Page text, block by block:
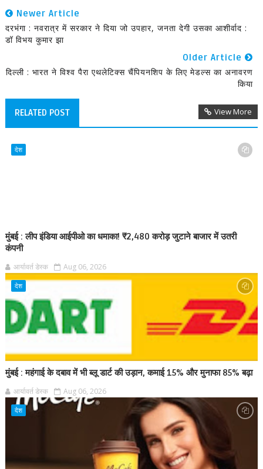
Newer Article
दरभंगा : नवरात्र में सरकार ने दिया जो उपहार, जनता देगी उसका आशीर्वाद :
डॉ विभय कुमार झा
Older Article
दिल्ली : भारत ने विश्व पैरा एथलेटिक्स चैंपियनशिप के लिए मेडल्स का अनावरण
किया
RELATED POST View More
देश
मुंबई : लीप इंडिया आईपीओ का धमाका! ₹2,480 करोड़ जुटाने बाजार में उतरी
कंपनी
आर्यावर्त डेस्क Aug 06, 2026
देश
मुंबई : महंगाई के दबाव में भी ब्लू डार्ट की उड़ान, कमाई 15% और मुनाफा 85% बढ़ा
आर्यावर्त डेस्क Aug 06, 2026
देश